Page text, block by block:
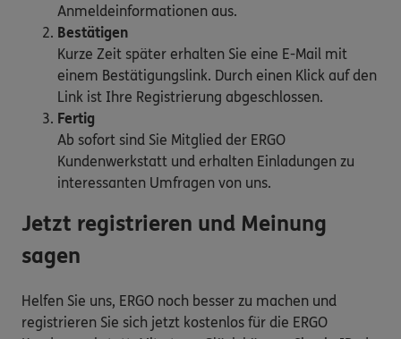
Anmeldeinformationen aus.
Bestätigen
Kurze Zeit später erhalten Sie eine E-Mail mit
einem Bestätigungslink. Durch einen Klick auf den
Link ist Ihre Registrierung abgeschlossen.
Fertig
Ab sofort sind Sie Mitglied der ERGO
Kundenwerkstatt und erhalten Einladungen zu
interessanten Umfragen von uns.
Jetzt registrieren und Meinung
sagen
Helfen Sie uns, ERGO noch besser zu machen und
registrieren Sie sich jetzt kostenlos für die ERGO